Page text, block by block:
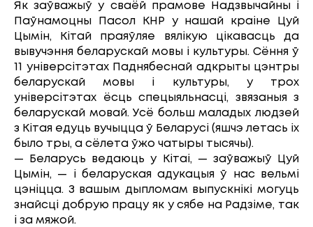
Як заўважыў у сваёй прамове Надзвычайны і
Паўнамоцны Пасол КНР у нашай краіне Цуй
Цымін, Кітай праяўляе вялікую цікавасць да
вывучэння беларускай мовы і культуры. Сёння ў
11 універсітэтах Паднябеснай адкрыты цэнтры
беларускай мовы і культуры, у трох
універсітэтах ёсць спецыяльнасці, звязаныя з
беларускай мовай. Усё больш маладых людзей
з Кітая едуць вучыцца ў Беларусі (яшчэ летась іх
было тры, а сёлета ўжо чатыры тысячы).
— Беларусь ведаюць у Кітаі, — заўважыў Цуй
Цымін, — і беларуская адукацыя ў нас вельмі
цэніцца. З вашым дыпломам выпускнікі могуць
знайсці добрую працу як у сябе на Радзіме, так
і за мяжой.